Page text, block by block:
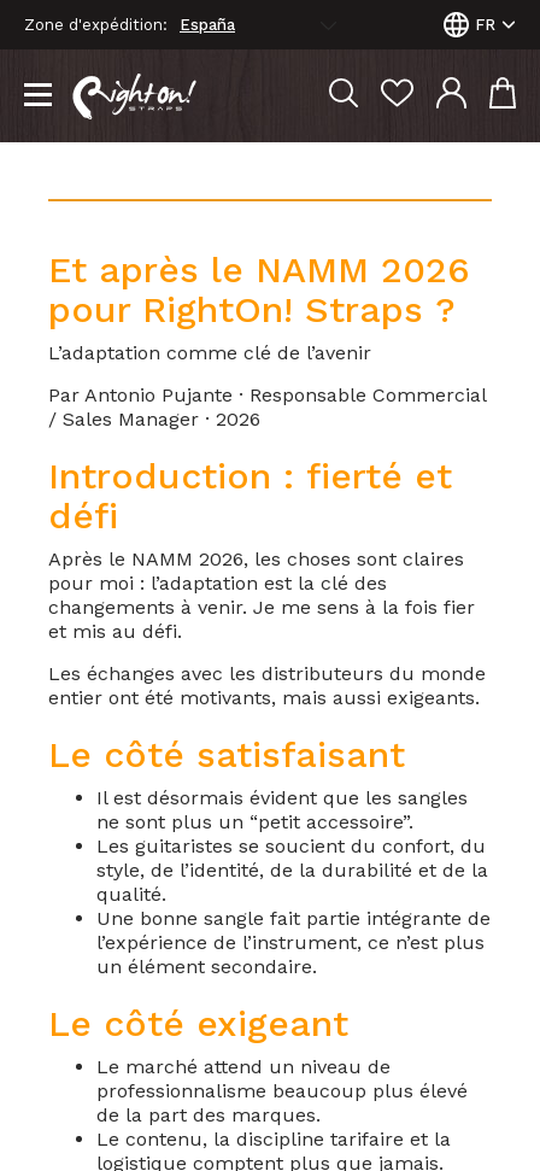
Zone d'expédition: FR
Et après le NAMM 2026
pour RightOn! Straps ?
L’adaptation comme clé de l’avenir
Par Antonio Pujante · Responsable Commercial
/ Sales Manager · 2026
Introduction : fierté et
défi
Après le NAMM 2026, les choses sont claires
pour moi : l’adaptation est la clé des
changements à venir. Je me sens à la fois fier
et mis au défi.
Les échanges avec les distributeurs du monde
entier ont été motivants, mais aussi exigeants.
Le côté satisfaisant
Il est désormais évident que les sangles
ne sont plus un “petit accessoire”.
Les guitaristes se soucient du confort, du
style, de l’identité, de la durabilité et de la
qualité.
Une bonne sangle fait partie intégrante de
l’expérience de l’instrument, ce n’est plus
un élément secondaire.
Le côté exigeant
Le marché attend un niveau de
professionnalisme beaucoup plus élevé
de la part des marques.
Le contenu, la discipline tarifaire et la
logistique comptent plus que jamais.